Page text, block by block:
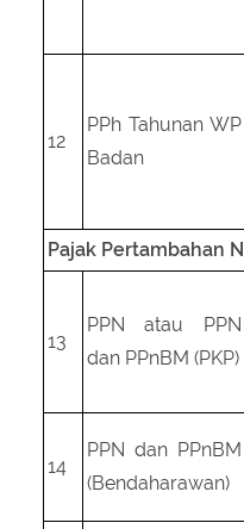
12
PPh Tahunan WP
Badan
Pajak Pertambahan
13
PPN atau PPN
dan PPnBM (PKP)
14
PPN dan PPnBM
(Bendaharawan)